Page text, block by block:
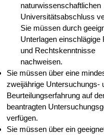
naturwissenschaftlichen
Universitätsabschluss
Sie müssen durch
Unterlagen einschlägige
und Rechtskenntnisse
nachweisen.
Sie müssen über eine
zweijährige Untersuchungs-
Beurteilungserfahrung auf
beantragten
verfügen.
Sie müssen über ein